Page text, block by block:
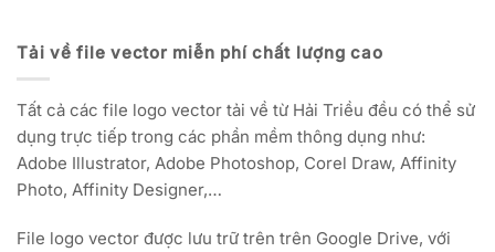
Tải về file vector miễn phí chất lượng cao
Tất cả các file logo vector tải về từ Hải Triều đều có thể sử
dụng trực tiếp trong các phần mềm thông dụng như:
Adobe Illustrator, Adobe Photoshop, Corel Draw, Affinity
Photo, Affinity Designer,…
File logo vector được lưu trữ trên trên Google Drive, với